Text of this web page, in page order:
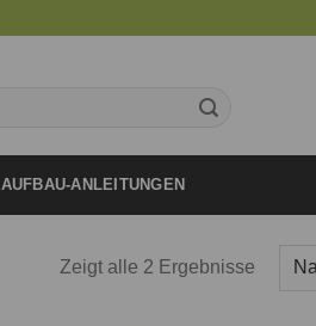
AUFBAU-ANLEITUNGEN
Zeigt alle 2 Ergebnisse